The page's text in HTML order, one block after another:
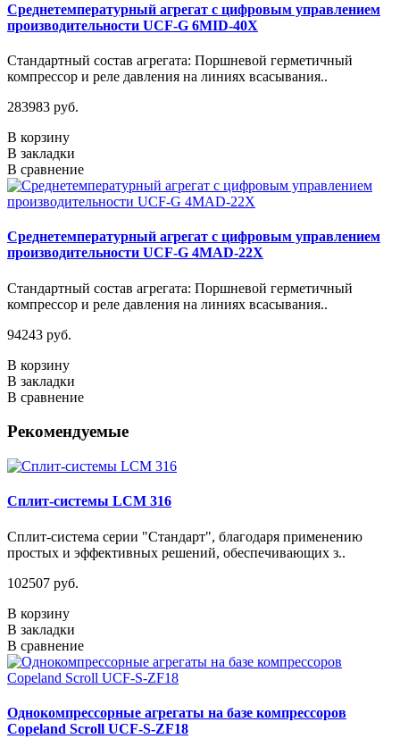
Среднетемпературный агрегат с цифровым управлением
производительности UCF-G 6MID-40X
Стандартный состав агрегата: Поршневой герметичный
компрессор и реле давления на линиях всасывания..
283983 руб.
В корзину
В закладки
В сравнение
Среднетемпературный агрегат с цифровым управлением
производительности UCF-G 4МАD-22Х
Стандартный состав агрегата: Поршневой герметичный
компрессор и реле давления на линиях всасывания..
94243 руб.
В корзину
В закладки
В сравнение
Рекомендуемые
Сплит-системы LCM 316
Сплит-система серии "Стандарт", благодаря применению
простых и эффективных решений, обеспечивающих з..
102507 руб.
В корзину
В закладки
В сравнение
Однокомпрессорные агрегаты на базе компрессоров
Copeland Scroll UCF-S-ZF18